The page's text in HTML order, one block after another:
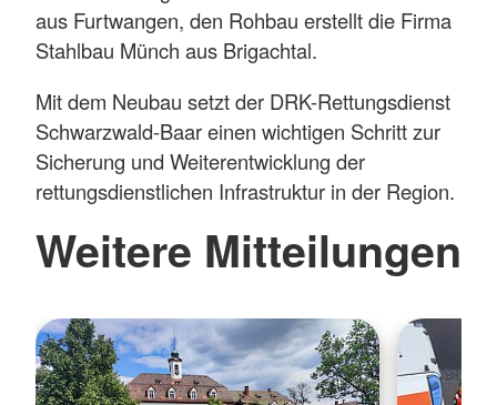
aus Furtwangen, den Rohbau erstellt die Firma
Stahlbau Münch aus Brigachtal.
Mit dem Neubau setzt der DRK-Rettungsdienst
Schwarzwald-Baar einen wichtigen Schritt zur
Sicherung und Weiterentwicklung der
rettungsdienstlichen Infrastruktur in der Region.
Weitere Mitteilungen